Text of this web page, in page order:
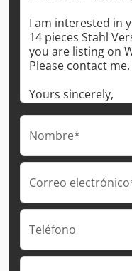
Nombre*
Correo
Teléfono